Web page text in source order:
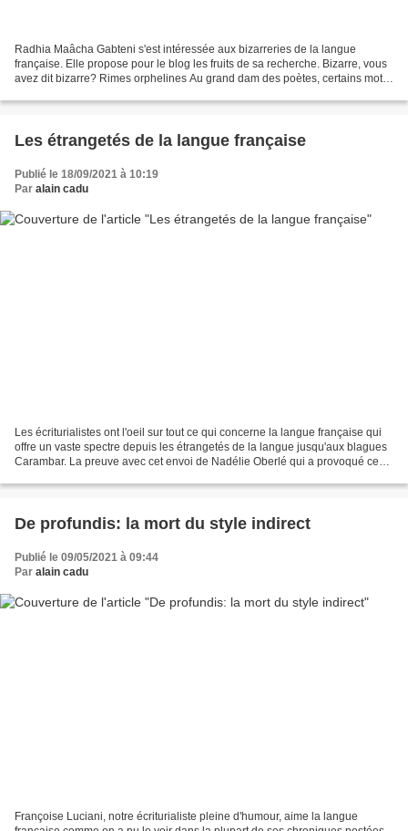
Radhia Maâcha Gabteni s'est intéressée aux bizarreries de la langue
française. Elle propose pour le blog les fruits de sa recherche. Bizarre, vous
avez dit bizarre? Rimes orphelines Au grand dam des poètes, certains mots
Les étrangetés de la langue française
Publié le 18/09/2021 à 10:19
Par alain cadu
Les écriturialistes ont l'oeil sur tout ce qui concerne la langue française qui
offre un vaste spectre depuis les étrangetés de la langue jusqu'aux blagues
Carambar. La preuve avec cet envoi de Nadélie Oberlé qui a provoqué ce
De profundis: la mort du style indirect
Publié le 09/05/2021 à 09:44
Par alain cadu
Françoise Luciani, notre écriturialiste pleine d'humour, aime la langue